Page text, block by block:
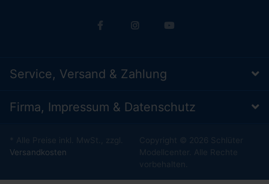
Service, Versand & Zahlung
Firma, Impressum & Datenschutz
* Alle Preise inkl. MwSt., zzgl.
Versandkosten
Copyright © 2026 Schlüter
Modellcenter. Alle Rechte
vorbehalten.